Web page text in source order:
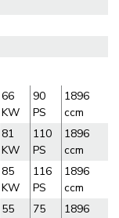
66
KW
90
PS
1896
ccm
81
KW
110
PS
1896
ccm
85
KW
116
PS
1896
ccm
55
75
1896